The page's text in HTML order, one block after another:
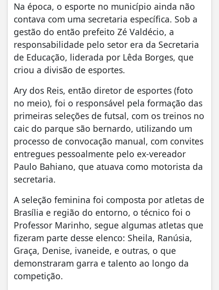
Na época, o esporte no município ainda não
contava com uma secretaria específica. Sob a
gestão do então prefeito Zé Valdécio, a
responsabilidade pelo setor era da Secretaria
de Educação, liderada por Lêda Borges, que
criou a divisão de esportes.
Ary dos Reis, então diretor de esportes (foto
no meio), foi o responsável pela formação das
primeiras seleções de futsal, com os treinos no
caic do parque são bernardo, utilizando um
processo de convocação manual, com convites
entregues pessoalmente pelo ex-vereador
Paulo Bahiano, que atuava como motorista da
secretaria.
A seleção feminina foi composta por atletas de
Brasília e região do entorno, o técnico foi o
Professor Marinho, segue algumas atletas que
fizeram parte desse elenco: Sheila, Ranúsia,
Graça, Denise, ivaneide, e outras, o que
demonstraram garra e talento ao longo da
competição.